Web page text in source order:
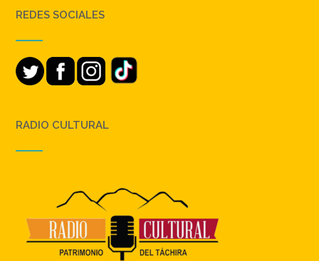
REDES SOCIALES
RADIO CULTURAL